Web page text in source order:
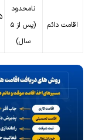
اقامت دائم
نامحدود
(پس از ۵
سال)